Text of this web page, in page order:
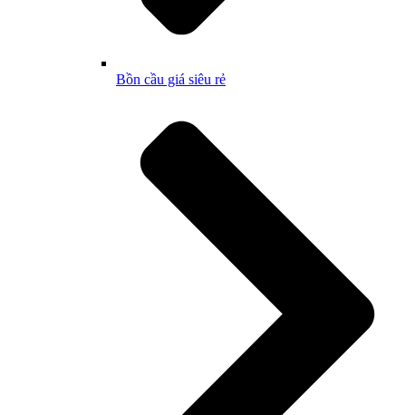
Bồn cầu giá siêu rẻ